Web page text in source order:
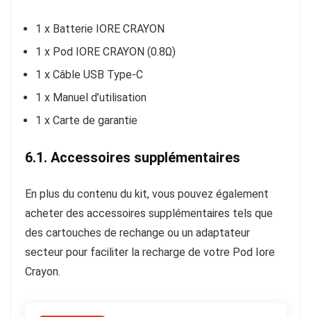
1 x Batterie IORE CRAYON
1 x Pod IORE CRAYON (0.8Ω)
1 x Câble USB Type-C
1 x Manuel d’utilisation
1 x Carte de garantie
6.1. Accessoires supplémentaires
En plus du contenu du kit, vous pouvez également
acheter des accessoires supplémentaires tels que
des cartouches de rechange ou un adaptateur
secteur pour faciliter la recharge de votre Pod Iore
Crayon.